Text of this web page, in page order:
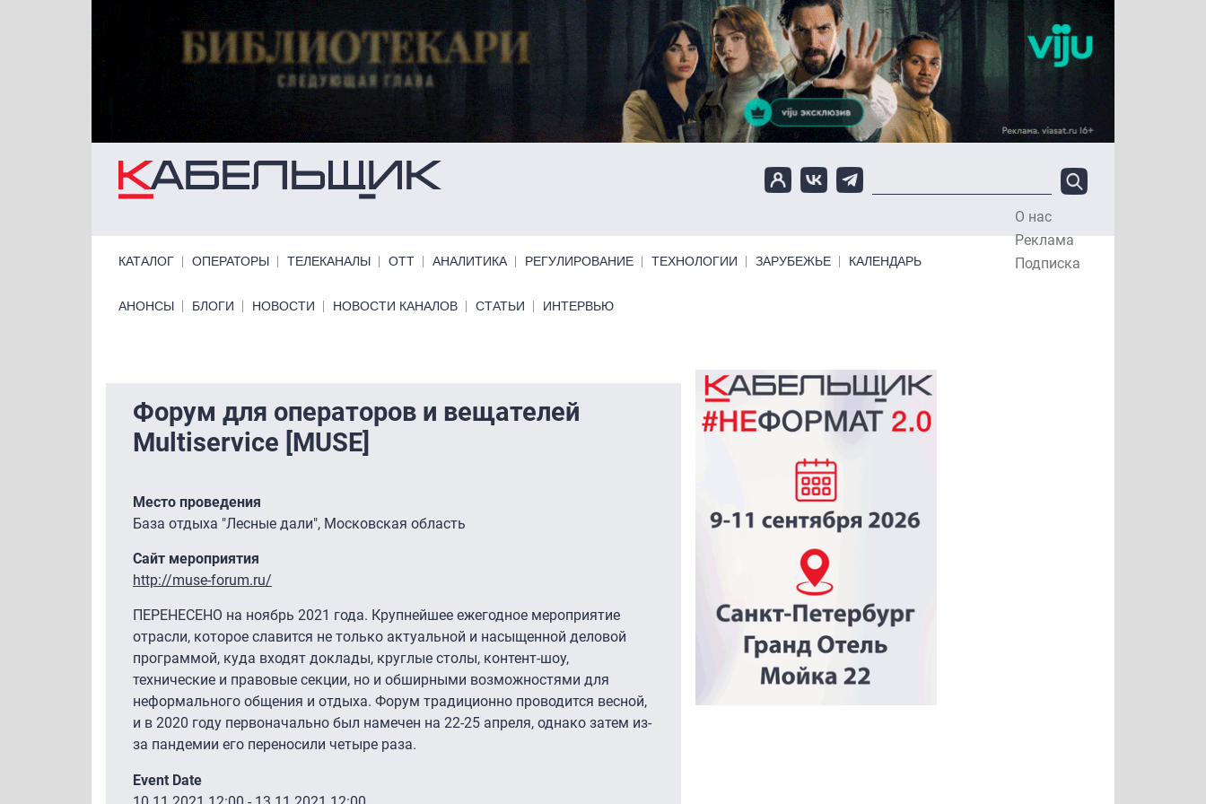
О нас
Реклама
Подписка
КАТАЛОГ ОПЕРАТОРЫ ТЕЛЕКАНАЛЫ ОТТ АНАЛИТИКА РЕГУЛИРОВАНИЕ ТЕХНОЛОГИИ ЗАРУБЕЖЬЕ КАЛЕНДАРЬ
Primary links bottom
АНОНСЫ БЛОГИ НОВОСТИ НОВОСТИ КАНАЛОВ СТАТЬИ ИНТЕРВЬЮ
Форум для операторов и вещателей
Multiservice [MUSE]
Место проведения
База отдыха "Лесные дали", Московская область
Сайт мероприятия
http://muse-forum.ru/
ПЕРЕНЕСЕНО на ноябрь 2021 года. Крупнейшее ежегодное мероприятие
отрасли, которое славится не только актуальной и насыщенной деловой
программой, куда входят доклады, круглые столы, контент-шоу,
технические и правовые секции, но и обширными возможностями для
неформального общения и отдыха. Форум традиционно проводится весной,
и в 2020 году первоначально был намечен на 22-25 апреля, однако затем из-
за пандемии его переносили четыре раза.
Event Date